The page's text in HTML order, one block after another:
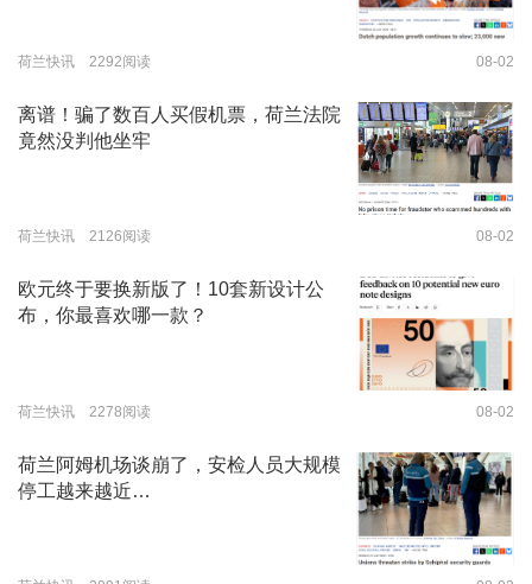
荷兰快讯 2292阅读 08-02
离谱！骗了数百人买假机票，荷兰法院
竟然没判他坐牢
荷兰快讯 2126阅读 08-02
欧元终于要换新版了！10套新设计公
布，你最喜欢哪一款？
荷兰快讯 2278阅读 08-02
荷兰阿姆机场谈崩了，安检人员大规模
停工越来越近…